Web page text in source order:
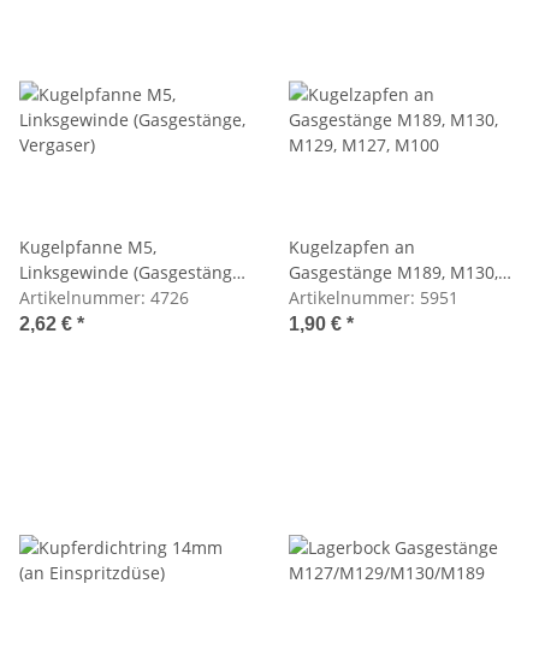
Kugelpfanne M5,
Linksgewinde (Gasgestänge,
Vergaser)
Artikelnummer: 4726
2,62 € *
Kugelzapfen an
Gasgestänge M189, M130,
M129, M127, M100
Artikelnummer: 5951
1,90 € *